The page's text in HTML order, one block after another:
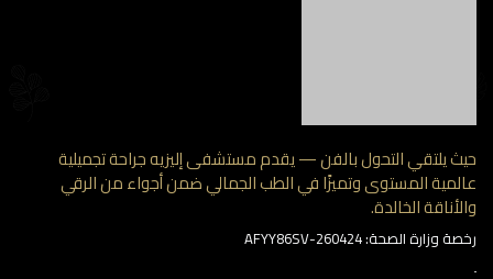
حيث يلتقي التحول بالفن — يقدم مستشفى إليزيه جراحة تجميلية
عالمية المستوى وتميزًا في الطب الجمالي ضمن أجواء من الرقي
والأناقة الخالدة.
رخصة وزارة الصحة: AFYY86SV-260424